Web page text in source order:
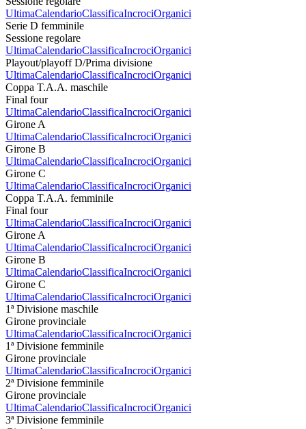
UltimaCalendarioClassificaIncrociOrganici
Serie D femminile
Sessione regolare
UltimaCalendarioClassificaIncrociOrganici
Playout/playoff D/Prima divisione
UltimaCalendarioClassificaIncrociOrganici
Coppa T.A.A. maschile
Final four
UltimaCalendarioClassificaIncrociOrganici
Girone A
UltimaCalendarioClassificaIncrociOrganici
Girone B
UltimaCalendarioClassificaIncrociOrganici
Girone C
UltimaCalendarioClassificaIncrociOrganici
Coppa T.A.A. femminile
Final four
UltimaCalendarioClassificaIncrociOrganici
Girone A
UltimaCalendarioClassificaIncrociOrganici
Girone B
UltimaCalendarioClassificaIncrociOrganici
Girone C
UltimaCalendarioClassificaIncrociOrganici
1ª Divisione maschile
Girone provinciale
UltimaCalendarioClassificaIncrociOrganici
1ª Divisione femminile
Girone provinciale
UltimaCalendarioClassificaIncrociOrganici
2ª Divisione femminile
Girone provinciale
UltimaCalendarioClassificaIncrociOrganici
3ª Divisione femminile